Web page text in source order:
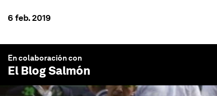
6 feb. 2019
En colaboración con
El Blog Salmón